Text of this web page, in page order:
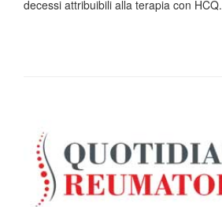
decessi attribuibili alla terapia con HCQ.